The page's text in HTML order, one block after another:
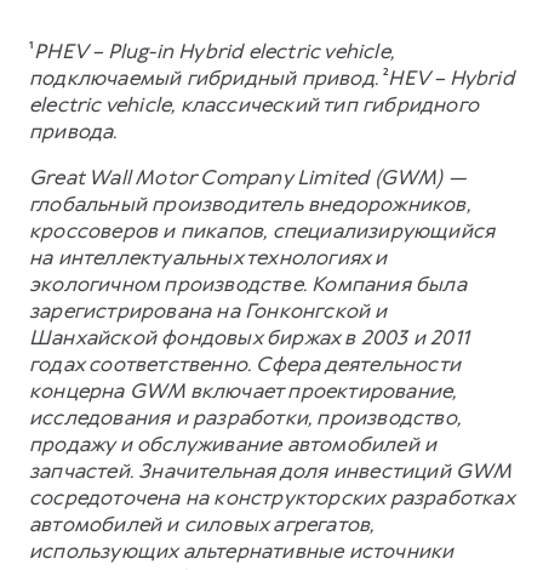
¹PHEV – Plug-in Hybrid electric vehicle,
подключаемый гибридный привод.²HEV – Hybrid
electric vehicle, классический тип гибридного
привода.
Great Wall Motor Company Limited (GWM) —
глобальный производитель внедорожников,
кроссоверов и пикапов, специализирующийся
на интеллектуальных технологиях и
экологичном производстве. Компания была
зарегистрирована на Гонконгской и
Шанхайской фондовых биржах в 2003 и 2011
годах соответственно. Сфера деятельности
концерна GWM включает проектирование,
исследования и разработки, производство,
продажу и обслуживание автомобилей и
запчастей. Значительная доля инвестиций GWM
сосредоточена на конструкторских разработках
автомобилей и силовых агрегатов,
использующих альтернативные источники